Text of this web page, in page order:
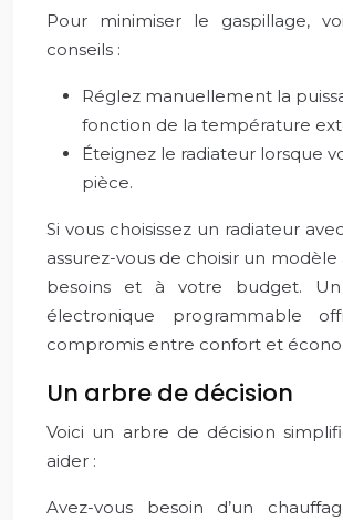
Pour minimiser le gaspillage,
conseils :
Réglez manuellement la
fonction de la température
Éteignez le radiateur lorsque
pièce.
Si vous choisissez un radiateur
assurez-vous de choisir un modèle
besoins et à votre budget.
électronique programmable
compromis entre confort et
Un arbre de décision
Voici un arbre de décision
aider :
Avez-vous besoin d’un